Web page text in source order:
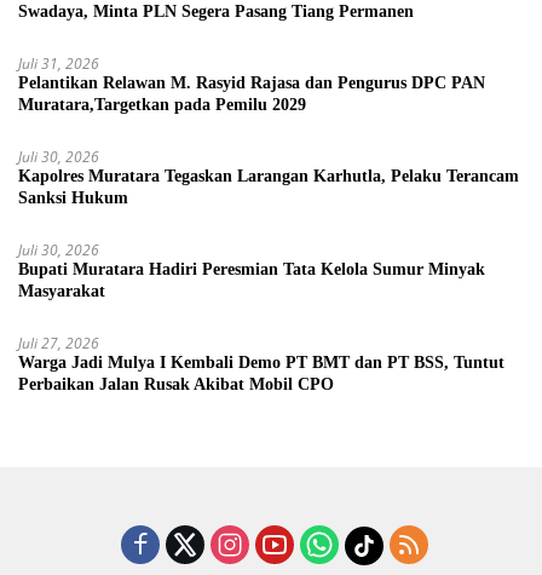
Swadaya, Minta PLN Segera Pasang Tiang Permanen
Juli 31, 2026
Pelantikan Relawan M. Rasyid Rajasa dan Pengurus DPC PAN
Muratara,Targetkan pada Pemilu 2029
Juli 30, 2026
Kapolres Muratara Tegaskan Larangan Karhutla, Pelaku Terancam
Sanksi Hukum
Juli 30, 2026
Bupati Muratara Hadiri Peresmian Tata Kelola Sumur Minyak
Masyarakat
Juli 27, 2026
Warga Jadi Mulya I Kembali Demo PT BMT dan PT BSS, Tuntut
Perbaikan Jalan Rusak Akibat Mobil CPO